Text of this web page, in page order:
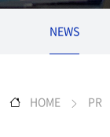
NEWS
HOME PR